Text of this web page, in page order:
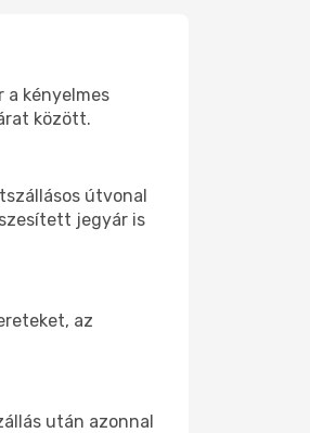
kényelmes
között.
útvonal
jegyár is
az
után azonnal